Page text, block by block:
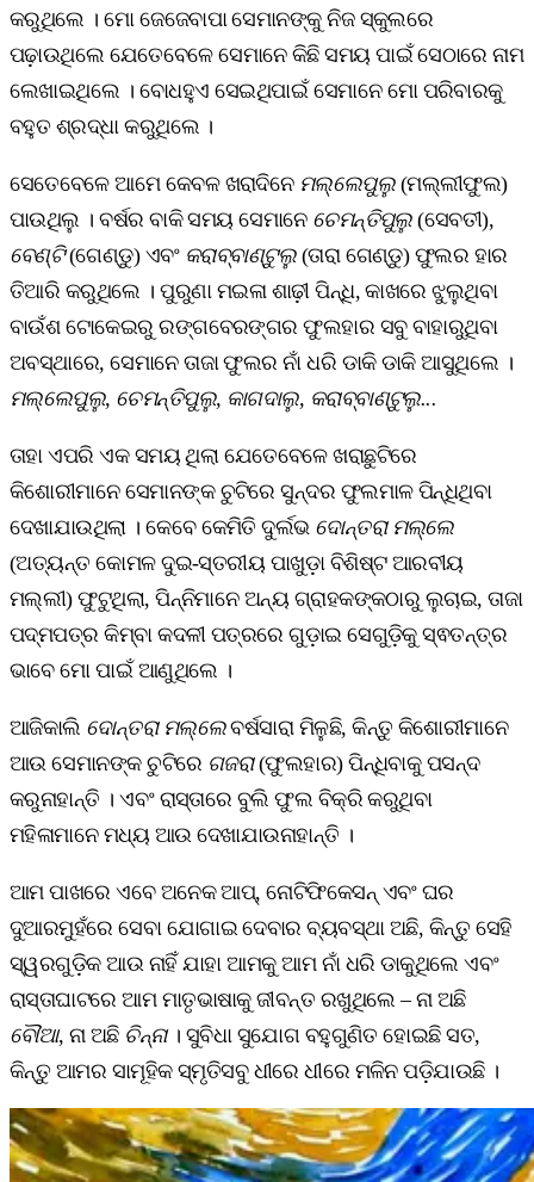
କରୁଥିଲେ । ମୋ ଜେଜେବାପା ସେମାନଙ୍କୁ ନିଜ ସ୍କୁଲରେ
ପଢ଼ାଉଥିଲେ ଯେତେବେଳେ ସେମାନେ କିଛି ସମୟ ପାଇଁ ସେଠାରେ ନାମ
ଲେଖାଇଥିଲେ । ବୋଧହୁଏ ସେଇଥିପାଇଁ ସେମାନେ ମୋ ପରିବାରକୁ
ବହୁତ ଶ୍ରଦ୍ଧା କରୁଥିଲେ ।
ସେତେବେଳେ ଆମେ କେବଳ ଖରାଦିନେ ମଲ୍ଲେପୁଲୁ(ମଲ୍ଲୀଫୁଲ)
ପାଉଥିଲୁ । ବର୍ଷର ବାକି ସମୟ ସେମାନେ ଚେମନ୍ତିପୁଲୁ(ସେବତୀ),
ବେଣ୍ଟି(ଗେଣ୍ଡୁ) ଏବଂ କରାବ୍‌ବାଣ୍ଟୁଲୁ(ତାରା ଗେଣ୍ଡୁ) ଫୁଲର ହାର
ତିଆରି କରୁଥିଲେ । ପୁରୁଣା ମଇଳା ଶାଢ଼ୀ ପିନ୍ଧି, କାଖରେ ଝୁଲୁଥିବା
ବାଉଁଶ ଟୋକେଇରୁ ରଙ୍ଗବେରଙ୍ଗର ଫୁଲହାର ସବୁ ବାହାରୁଥିବା
ଅବସ୍ଥାରେ, ସେମାନେ ତାଜା ଫୁଲର ନାଁ ଧରି ଡାକି ଡାକି ଆସୁଥିଲେ ।
ମଲ୍ଲେପୁଲୁ, ଚେମନ୍ତିପୁଲୁ, କାଗଦାଲୁ, କରାବ୍‌ବାଣ୍ଟୁଲୁ...
ତାହା ଏପରି ଏକ ସମୟ ଥିଲା ଯେତେବେଳେ ଖରାଛୁଟିରେ
କିଶୋରୀମାନେ ସେମାନଙ୍କ ଚୁଟିରେ ସୁନ୍ଦର ଫୁଲମାଳ ପିନ୍ଧିଥିବା
ଦେଖାଯାଉଥିଲା । କେବେ କେମିତି ଦୁର୍ଲଭ ଦୋନ୍ତରା ମଲ୍ଲେ
(ଅତ୍ୟନ୍ତ କୋମଳ ଦୁଇ-ସ୍ତରୀୟ ପାଖୁଡ଼ା ବିଶିଷ୍ଟ ଆରବୀୟ
ମଲ୍ଲୀ) ଫୁଟୁଥିଲା, ପିନ୍ନିମାନେ ଅନ୍ୟ ଗ୍ରାହକଙ୍କଠାରୁ ଲୁଚାଇ, ତାଜା
ପଦ୍ମପତ୍ର କିମ୍ବା କଦଳୀ ପତ୍ରରେ ଗୁଡ଼ାଇ ସେଗୁଡ଼ିକୁ ସ୍ଵତନ୍ତ୍ର
ଭାବେ ମୋ ପାଇଁ ଆଣୁଥିଲେ ।
ଆଜିକାଲି ଦୋନ୍ତରା ମଲ୍ଲେବର୍ଷସାରା ମିଳୁଛି, କିନ୍ତୁ କିଶୋରୀମାନେ
ଆଉ ସେମାନଙ୍କ ଚୁଟିରେ ଗଜରା(ଫୁଲହାର) ପିନ୍ଧିବାକୁ ପସନ୍ଦ
କରୁନାହାନ୍ତି । ଏବଂ ରାସ୍ତାରେ ବୁଲି ଫୁଲ ବିକ୍ରି କରୁଥିବା
ମହିଳାମାନେ ମଧ୍ୟ ଆଉ ଦେଖାଯାଉନାହାନ୍ତି ।
ଆମ ପାଖରେ ଏବେ ଅନେକ ଆପ୍‌, ନୋଟିଫିକେସନ୍ ଏବଂ ଘର
ଦୁଆରମୁହଁରେ ସେବା ଯୋଗାଇ ଦେବାର ବ୍ୟବସ୍ଥା ଅଛି, କିନ୍ତୁ ସେହି
ସ୍ୱରଗୁଡ଼ିକ ଆଉ ନାହିଁ ଯାହା ଆମକୁ ଆମ ନାଁ ଧରି ଡାକୁଥିଲେ ଏବଂ
ରାସ୍ତାଘାଟରେ ଆମ ମାତୃଭାଷାକୁ ଜୀବନ୍ତ ରଖୁଥିଲେ – ନା ଅଛି
ବୌଆ, ନା ଅଛି ଚିନ୍ନା। ସୁବିଧା ସୁଯୋଗ ବହୁଗୁଣିତ ହୋଇଛି ସତ,
କିନ୍ତୁ ଆମର ସାମୂହିକ ସ୍ମୃତିସବୁ ଧୀରେ ଧୀରେ ମଳିନ ପଡ଼ିଯାଉଛି ।